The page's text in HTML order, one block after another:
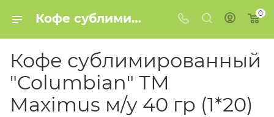
Кофе сублимированный "Columbian" ТМ Maximus м/у 40 гр (1*20) купить в Минске 0
Кофе сублимированный
"Columbian" ТМ
Maximus м/у 40 гр (1*20)